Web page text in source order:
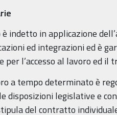
indetto in applicazione
ed integrazioni ed è
per l’accesso al lavoro ed
a tempo determinato è
disposizioni legislative e
del contratto